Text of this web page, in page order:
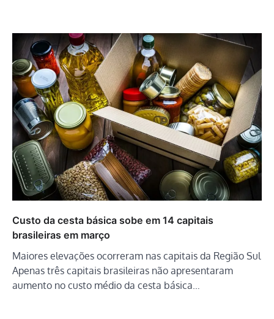
Custo da cesta básica sobe em 14 capitais
brasileiras em março
Maiores elevações ocorreram nas capitais da Região Sul
Apenas três capitais brasileiras não apresentaram
aumento no custo médio da cesta básica…